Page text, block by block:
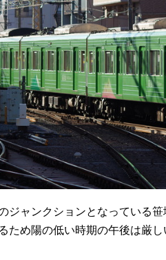
ジャンクションとなっている
ため陽の低い時期の午後は厳